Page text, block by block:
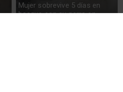
Mujer sobrevive 5 días en
bosque con su perro en